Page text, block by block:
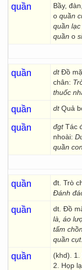
quần Bầy,
o quần
quần lạc
quần o
quần dtĐồ
chân:
thuốc
quần dtQuả
quần đgtTác
nhoài:
quần
quần đt. Trò
Đánh
quần dt. Đồ
là, áo
tấm
quần
quần (khd).
2. Họp